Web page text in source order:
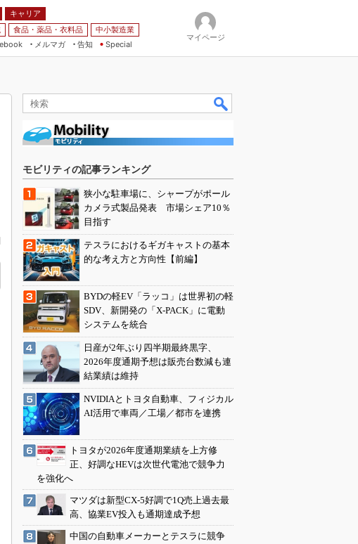
キャリア
食品・薬品・衣料品
中小製造業
ebook
メルマガ
告知 Special
マイページ
モビリティの記事ランキング
狭小な駐車場に、シャープがポール
カメラ式製品発表 市場シェア10％
目指す
テスラにおけるギガキャストの基本
的な考え方と方向性【前編】
BYDの軽EV「ラッコ」は世界初の軽
SDV、新開発の「X-PACK」に電動
システムを統合
日産が2年ぶり四半期最終黒字、
2026年度通期予想は販売台数減も連
結業績は維持
NVIDIAとトヨタ自動車、フィジカル
AI活用で車両／工場／都市を連携
トヨタが2026年度通期業績を上方修
正、好調なHEVは次世代電池で競争力
を強化へ
マツダは新型CX-5好調で1Q売上過去最
高、協業EV投入も通期達成予想
中国の自動車メーカーとテスラに競争